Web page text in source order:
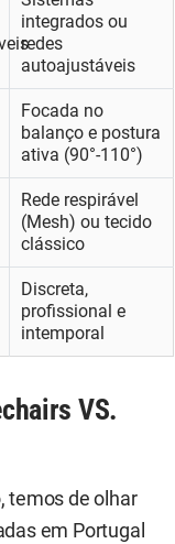
integrados ou
redes
autoajustáveis
Focada no
balanço e postura
ativa (90°-110°)
Rede respirável
(Mesh) ou tecido
clássico
Discreta,
profissional e
intemporal
VS.
temos de olhar
em Portugal